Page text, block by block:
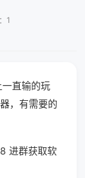
1
直输的玩
，有需要的
进群获取软